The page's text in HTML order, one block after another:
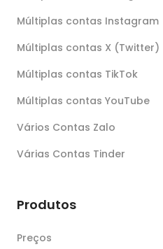
Múltiplas contas Instagram
Múltiplas contas X (Twitter)
Múltiplas contas TikTok
Múltiplas contas YouTube
Vários Contas Zalo
Várias Contas Tinder
Produtos
Preços